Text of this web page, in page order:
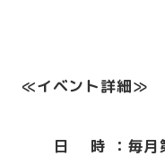
≪イベント詳細≫
日 時 ：毎月第